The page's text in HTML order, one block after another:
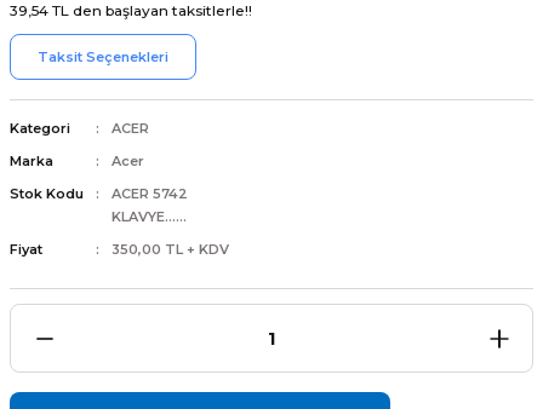
39,54 TL den başlayan taksitlerle!!
Taksit Seçenekleri
Kategori
ACER
Marka
Acer
Stok Kodu
ACER 5742
KLAVYE......
Fiyat
350,00 TL + KDV